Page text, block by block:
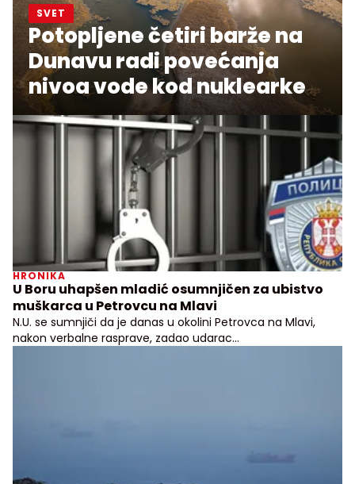
SVET
Potopljene četiri barže na
Dunavu radi povećanja
nivoa vode kod nuklearke
HRONIKA
U Boru uhapšen mladić osumnjičen za ubistvo
muškarca u Petrovcu na Mlavi
N.U. se sumnjiči da je danas u okolini Petrovca na Mlavi,
nakon verbalne rasprave, zadao udarac